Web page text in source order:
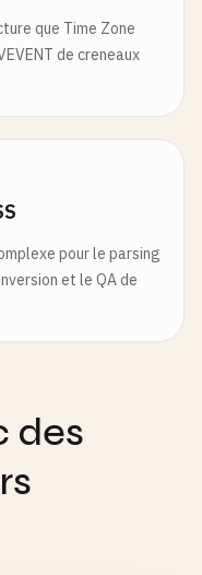
que Time Zone
de creneaux
pour le parsing
et le QA de
des